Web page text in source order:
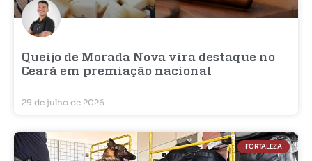
Queijo de Morada Nova vira destaque no
Ceará em premiação nacional
29 de julho de 2026
FORTALEZA